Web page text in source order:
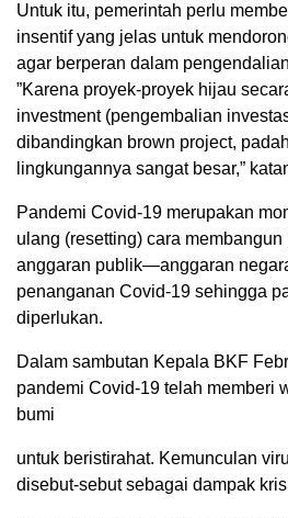
Untuk itu, pemerintah perlu
insentif yang jelas untuk
agar berperan dalam
”Karena proyek-proyek hijau
investment (pengembalian
dibandingkan brown project,
lingkungannya sangat besar,”
Pandemi Covid-19 merupakan
ulang (resetting) cara
anggaran publik—anggaran
penanganan Covid-19 sehingga
diperlukan.
Dalam sambutan Kepala BKF
pandemi Covid-19 telah memberi
bumi
untuk beristirahat. Kemunculan
disebut-sebut sebagai dampak